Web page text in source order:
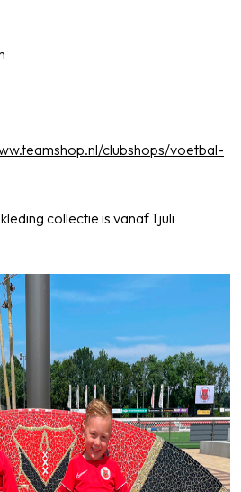
clubshops/voetbal-
collectie is vanaf 1 juli